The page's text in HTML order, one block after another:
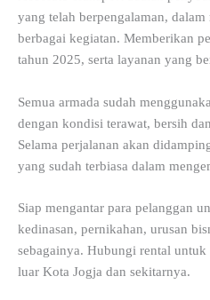
yang telah berpengalaman,
berbagai kegiatan. Memberikan
tahun 2025, serta layanan yang
Semua armada sudah
dengan kondisi terawat, bersih
Selama perjalanan akan
yang sudah terbiasa dalam
Siap mengantar para pelanggan
kedinasan, pernikahan, urusan
sebagainya. Hubungi rental
luar Kota Jogja dan sekitarnya.